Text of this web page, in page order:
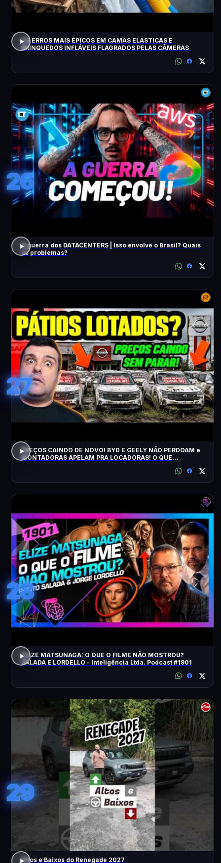
OS ERROS MAIS ÉPICOS EM CAMAS ELÁSTICAS E
BRINQUEDOS INFLÁVEIS FLAGRADOS PELAS CÂMERAS
26
A guerra dos DATACENTERS | Isso envolve o Brasil? Quais
os problemas?
27
PREÇOS CAINDO DE NOVO! BYD E GEELY NÃO PERDOAM e
MONTADORAS APELAM PRA LOCADORAS! O QUE
28
ELIZE MATSUNAGA: O QUE O FILME NÃO MOSTROU?
SALADA E LORDELLO - Inteligência Ltda. Podcast #1901
29
Altos e Baixos do Renegade 2027